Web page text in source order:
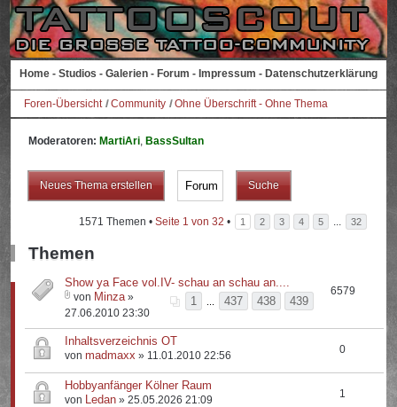
Home - Studios - Galerien - Forum - Impressum - Datenschutzerklärung
Foren-Übersicht Community Ohne Überschrift - Ohne Thema
Moderatoren: MartiAri, BassSultan
Neues Thema erstellen
1571 Themen • Seite 1 von 32 • 1 2 3 4 5 ... 32
Themen
Show ya Face vol.IV- schau an schau an....
1
437 438 439
von Minza»
27.06.2010 23:30
6579
Inhaltsverzeichnis OT
vonmadmaxx » 11.01.2010 22:56 0
Hobbyanfänger Kölner Raum
von Ledan » 25.05.2026 21:09 1